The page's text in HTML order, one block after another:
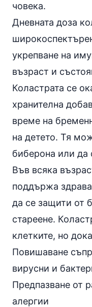
човека.
Дневната доза
укрепване на
възраст и
Коластрата се
хранителна
време на
на детето. Тя
биберона или да
Във всяка
поддържа
да се защити от
стареене.
клетките, но
Повишаване
вирусни и
Предпазване от
алергии